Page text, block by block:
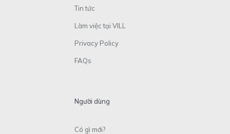
Tin tức
Làm việc tại VILL
Privacy Policy
FAQs
Người dùng
Có gì mới?